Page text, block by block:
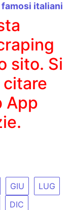
italiani
sito. Si
App
GIU
LUG
DIC